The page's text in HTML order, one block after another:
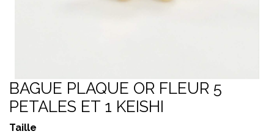
BAGUE PLAQUE OR FLEUR 5
PETALES ET 1 KEISHI
Taille